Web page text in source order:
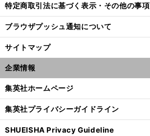
特定商取引法に基づく表示・その他の事項
ブラウザプッシュ通知について
サイトマップ
企業情報
集英社ホームページ
集英社プライバシーガイドライン
SHUEISHA Privacy Guideline